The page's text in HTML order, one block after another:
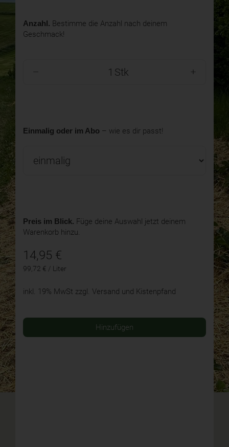
Anzahl. Bestimme die Anzahl nach deinem
Geschmack!
Stk
Einmalig oder im Abo – wie es dir passt!
Preis im Blick. Füge deine Auswahl jetzt deinem
Warenkorb hinzu.
14,95 €
99,72 € / Liter
inkl. 19% MwSt zzgl. Versand und Kistenpfand
Hinzufügen